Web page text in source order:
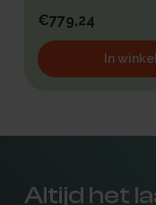
€779,24
In
Altijd het